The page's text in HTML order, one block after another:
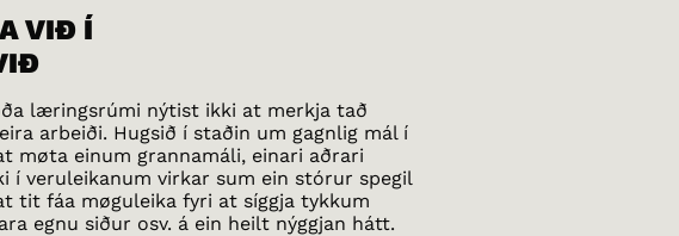
VIÐ Í
læringsrúmi nýtist ikki at merkja tað
arbeiði. Hugsið í staðin um gagnlig mál í
møta einum grannamáli, einari aðrari
í veruleikanum virkar sum ein stórur spegil
tit fáa møguleika fyri at síggja tykkum
egnu siður osv. á ein heilt nýggjan hátt.